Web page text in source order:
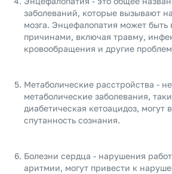
заболеваний, которые вызывают
мозга. Энцефалопатия может быть
причинами, включая травму,
кровообращения и другие
Метаболические расстройства -
метаболические заболевания,
диабетическая кетоацидоз, могут
спутанность сознания.
Болезни сердца - нарушения
аритмии, могут привести к